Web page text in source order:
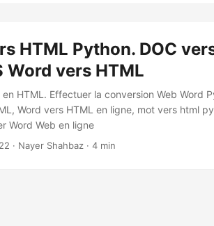
HTML Python. DOC
Word vers HTML
HTML. Effectuer la conversion Web Word
Word vers HTML en ligne, mot vers html
Word Web en ligne
· Nayer Shahbaz · 4 min